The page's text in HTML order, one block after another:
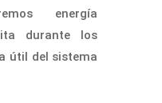
energía
durante los
útil del sistema